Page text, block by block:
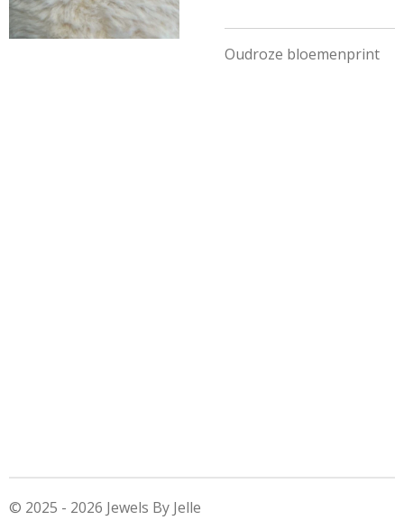
Oudroze bloemenprint
© 2025 - 2026 Jewels By Jelle